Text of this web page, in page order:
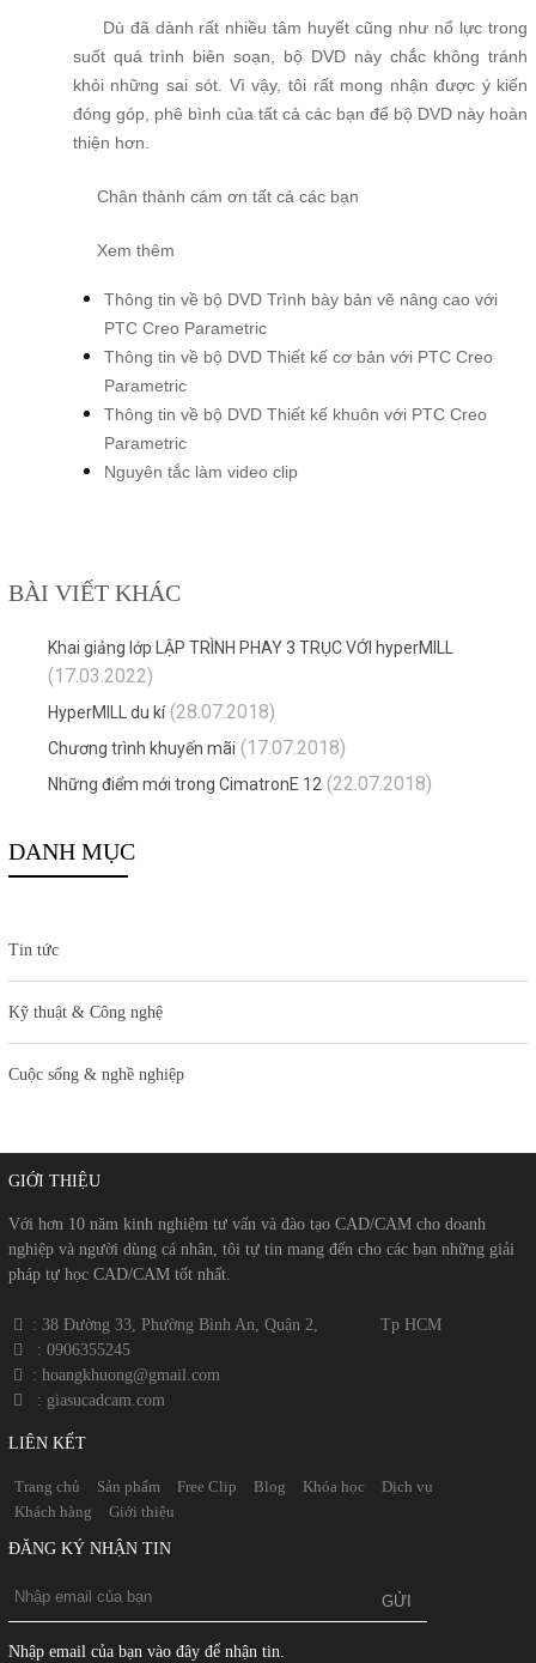
Dù đã dành rất nhiều tâm huyết cũng như nổ lực trong
suốt quá trình biên soạn, bộ DVD này chắc không tránh
khỏi những sai sót. Vì vậy, tôi rất mong nhận được ý kiến
đóng góp, phê bình của tất cả các bạn để bộ DVD này hoàn
thiện hơn.
Chân thành cám ơn tất cả các bạn
Xem thêm
Thông tin về bộ DVD Trình bày bản vẽ nâng cao với
PTC Creo Parametric
Thông tin về bộ DVD Thiết kế cơ bản với PTC Creo
Parametric
Thông tin về bộ DVD Thiết kế khuôn với PTC Creo
Parametric
Nguyên tắc làm video clip
BÀI VIẾT KHÁC
Khai giảng lớp LẬP TRÌNH PHAY 3 TRỤC VỚI hyperMILL
(17.03.2022)
HyperMILL du kí(28.07.2018)
Chương trình khuyến mãi (17.07.2018)
Những điểm mới trong CimatronE 12(22.07.2018)
DANH MỤC
Tin tức
Kỹ thuật & Công nghệ
Cuộc sống & nghề nghiệp
GIỚI THIỆU
Với hơn 10 năm kinh nghiệm tư vấn và đào tạo CAD/CAM cho doanh
nghiệp và người dùng cá nhân, tôi tự tin mang đến cho các bạn những giải
pháp tự học CAD/CAM tốt nhất.
​​ : 38 Đường 33, Phường Bình An, Quận 2, Tp HCM
: 0906355245
​ : hoangkhuong@gmail.com
: giasucadcam.com
LIÊN KẾT
Trang chủ Sản phẩm Free Clip Blog Khóa học
Dịch vụ
Khách hàng
Giới thiệu
ĐĂNG KÝ NHẬN TIN
Nhập email của bạn vào đây để nhận tin.